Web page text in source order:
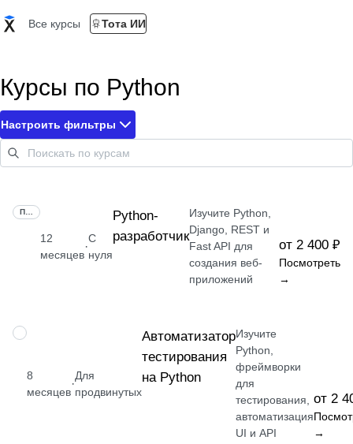
Все курсы Тота ИИ
Курсы по Python
Настроить фильтры
12
месяцев
·
С
нуля
Python-
разработчик
Изучите Python,
Django, REST и
Fast API для
создания веб-
приложений
от 2 400 ₽
Посмотреть
→
ПРОФЕССИЯ
8
месяцев
·
Для
продвинутых
Автоматизатор
тестирования
на Python
Изучите
Python,
фреймворки
для
тестирования,
автоматизация
UI и API
от 2
→